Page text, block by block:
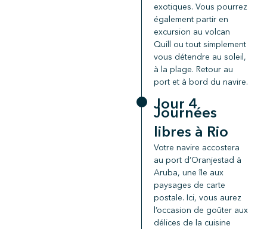
exotiques. Vous pourrez
également partir en
excursion au volcan
Quill ou tout simplement
vous détendre au soleil,
à la plage. Retour au
port et à bord du navire.
Jour 4
Journées
libres à Rio
Votre navire accostera
au port d’Oranjestad à
Aruba, une île aux
paysages de carte
postale. Ici, vous aurez
l’occasion de goûter aux
délices de la cuisine